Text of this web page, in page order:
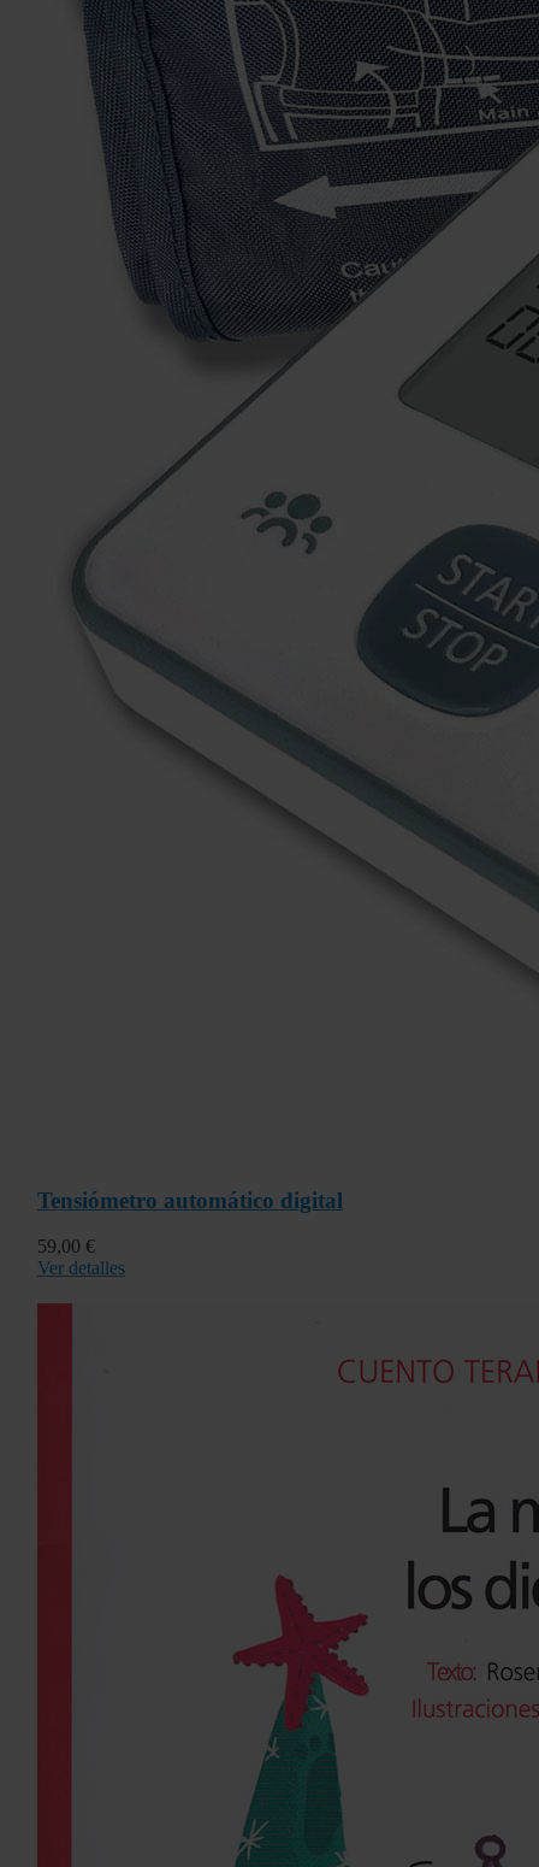
Tensiómetro automático digital
59,00 €
Ver detalles